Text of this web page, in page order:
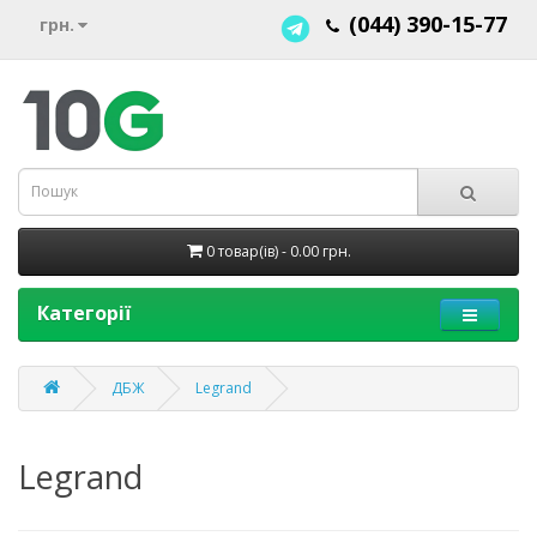
грн. (044) 390-15-77
0 товар(ів) - 0.00 грн.
Категорії
ДБЖ Legrand
Legrand